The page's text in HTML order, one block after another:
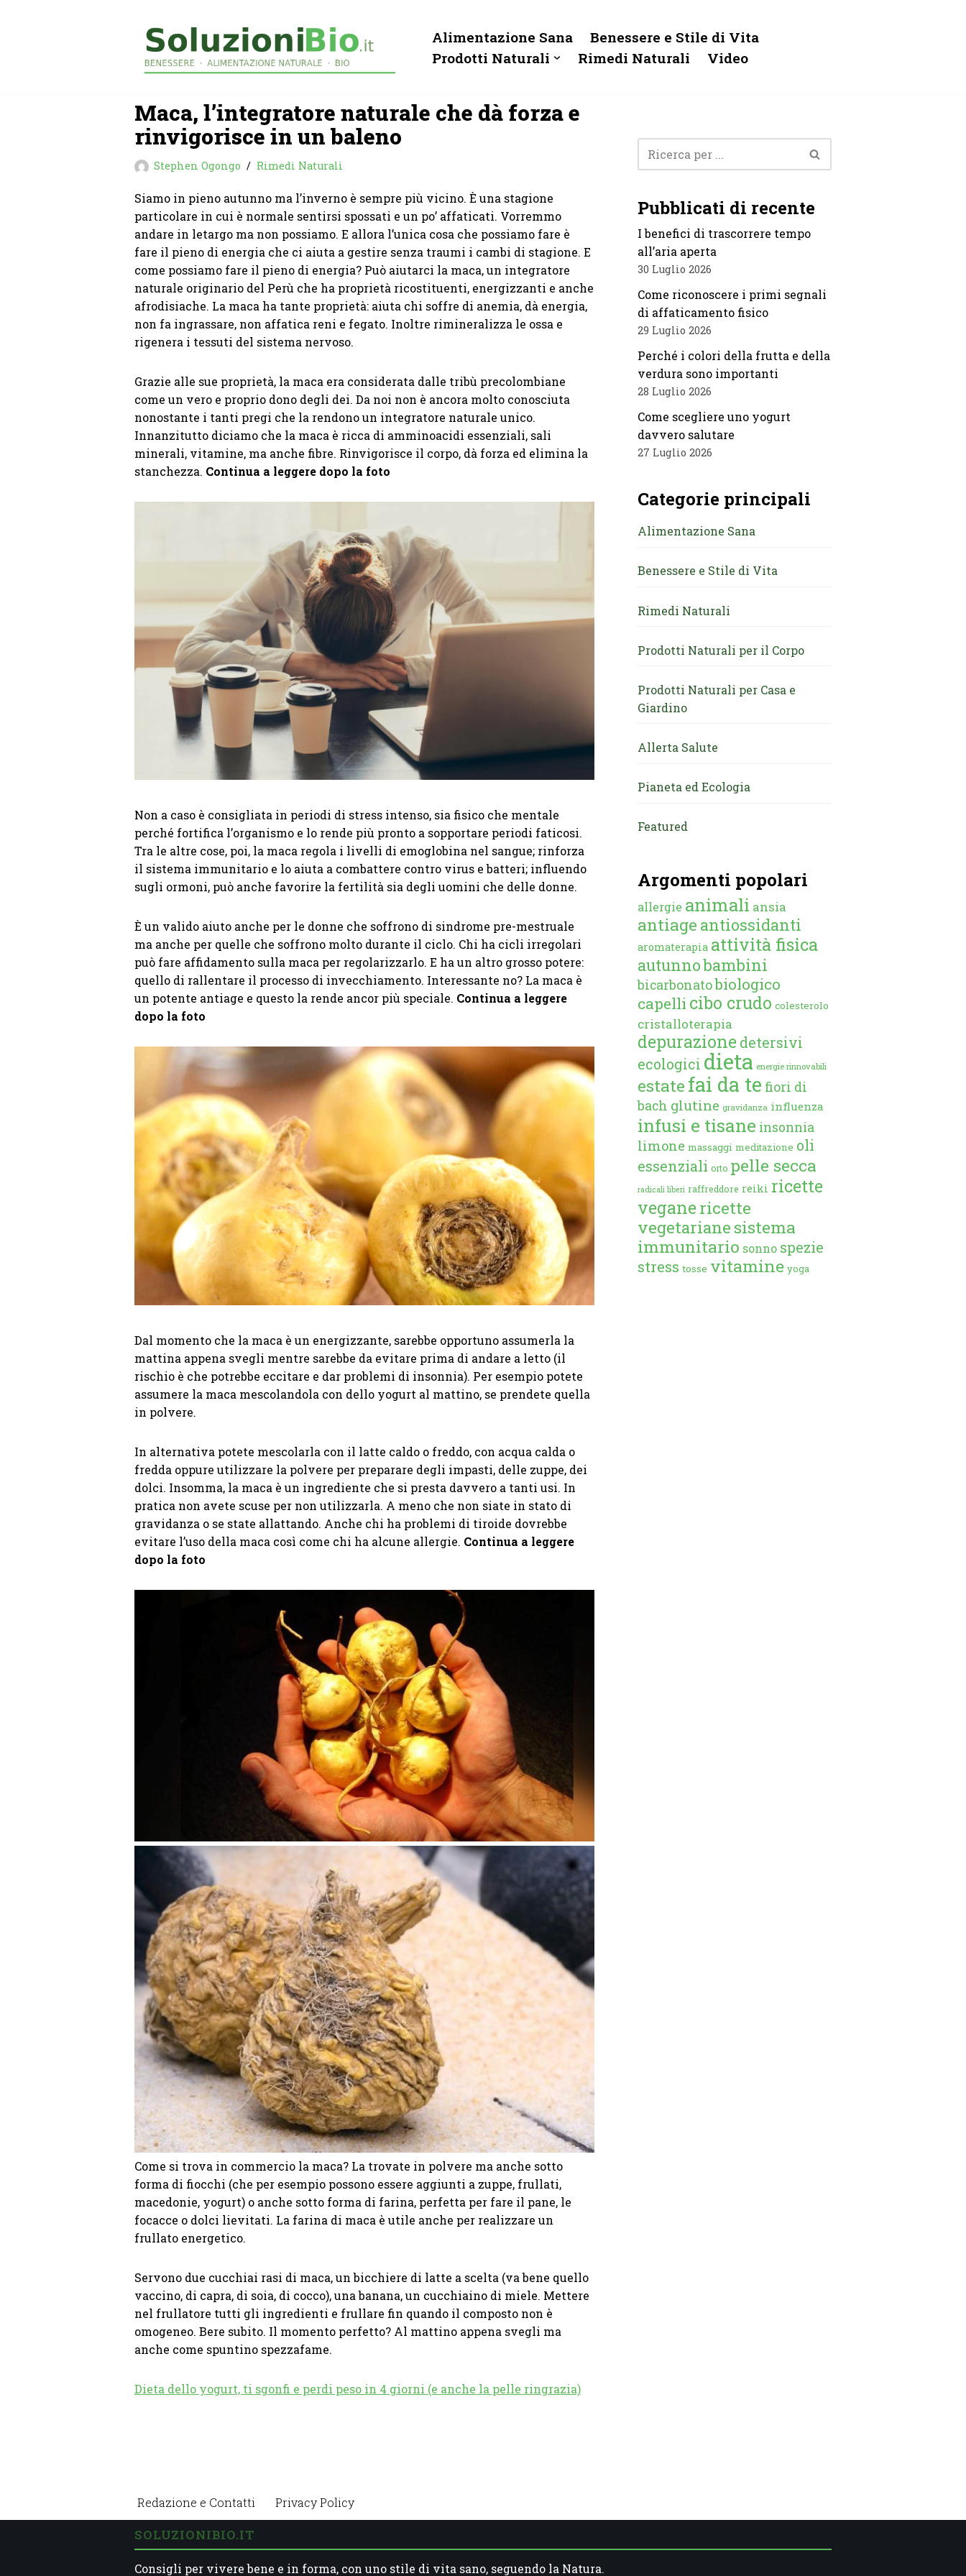
Alimentazione Sana
Benessere e Stile di Vita
Prodotti Naturali
Rimedi Naturali Video
Maca, l’integratore naturale che dà forza e
rinvigorisce in un baleno
Stephen Ogongo Rimedi Naturali
Siamo in pieno autunno ma l’inverno è sempre più vicino. È una stagione
particolare in cui è normale sentirsi spossati e un po’ affaticati. Vorremmo
andare in letargo ma non possiamo. E allora l’unica cosa che possiamo fare è
fare il pieno di energia che ci aiuta a gestire senza traumi i cambi di stagione. E
come possiamo fare il pieno di energia? Può aiutarci la maca, un integratore
naturale originario del Perù che ha proprietà ricostituenti, energizzanti e anche
afrodisiache. La maca ha tante proprietà: aiuta chi soffre di anemia, dà energia,
non fa ingrassare, non affatica reni e fegato. Inoltre rimineralizza le ossa e
rigenera i tessuti del sistema nervoso.
Grazie alle sue proprietà, la maca era considerata dalle tribù precolombiane
come un vero e proprio dono degli dei. Da noi non è ancora molto conosciuta
nonostante i tanti pregi che la rendono un integratore naturale unico.
Innanzitutto diciamo che la maca è ricca di amminoacidi essenziali, sali
minerali, vitamine, ma anche fibre. Rinvigorisce il corpo, dà forza ed elimina la
stanchezza. Continua a leggere dopo la foto
Non a caso è consigliata in periodi di stress intenso, sia fisico che mentale
perché fortifica l’organismo e lo rende più pronto a sopportare periodi faticosi.
Tra le altre cose, poi, la maca regola i livelli di emoglobina nel sangue; rinforza
il sistema immunitario e lo aiuta a combattere contro virus e batteri; influendo
sugli ormoni, può anche favorire la fertilità sia degli uomini che delle donne.
È un valido aiuto anche per le donne che soffrono di sindrome pre-mestruale
ma anche per quelle che soffrono molto durante il ciclo. Chi ha cicli irregolari
può fare affidamento sulla maca per regolarizzarlo. E ha un altro grosso potere:
quello di rallentare il processo di invecchiamento. Interessante no? La maca è
un potente antiage e questo la rende ancor più speciale. Continua a leggere
dopo la foto
Dal momento che la maca è un energizzante, sarebbe opportuno assumerla la
mattina appena svegli mentre sarebbe da evitare prima di andare a letto (il
rischio è che potrebbe eccitare e dar problemi di insonnia). Per esempio potete
assumere la maca mescolandola con dello yogurt al mattino, se prendete quella
in polvere.
In alternativa potete mescolarla con il latte caldo o freddo, con acqua calda o
fredda oppure utilizzare la polvere per preparare degli impasti, delle zuppe, dei
dolci. Insomma, la maca è un ingrediente che si presta davvero a tanti usi. In
pratica non avete scuse per non utilizzarla. A meno che non siate in stato di
gravidanza o se state allattando. Anche chi ha problemi di tiroide dovrebbe
evitare l’uso della maca così come chi ha alcune allergie. Continua a leggere
dopo la foto
Come si trova in commercio la maca? La trovate in polvere ma anche sotto
forma di fiocchi (che per esempio possono essere aggiunti a zuppe, frullati,
macedonie, yogurt) o anche sotto forma di farina, perfetta per fare il pane, le
focacce o dolci lievitati. La farina di maca è utile anche per realizzare un
frullato energetico.
Servono due cucchiai rasi di maca, un bicchiere di latte a scelta (va bene quello
vaccino, di capra, di soia, di cocco), una banana, un cucchiaino di miele. Mettere
nel frullatore tutti gli ingredienti e frullare fin quando il composto non è
omogeneo. Bere subito. Il momento perfetto? Al mattino appena svegli ma
anche come spuntino spezzafame.
Dieta dello yogurt, ti sgonfi e perdi peso in 4 giorni (e anche la pelle ringrazia)
Pubblicati di recente
I benefici di trascorrere tempo
all’aria aperta
30 Luglio 2026
Come riconoscere i primi segnali
di affaticamento fisico
29 Luglio 2026
Perché i colori della frutta e della
verdura sono importanti
28 Luglio 2026
Come scegliere uno yogurt
davvero salutare
27 Luglio 2026
Categorie principali
Alimentazione Sana
Benessere e Stile di Vita
Rimedi Naturali
Prodotti Naturali per il Corpo
Prodotti Naturali per Casa e
Giardino
Allerta Salute
Pianeta ed Ecologia
Featured
Argomenti popolari
allergie animali ansia
antiage antiossidanti
aromaterapia attività fisica
autunnobambini
bicarbonatobiologico
capelli cibo crudo colesterolo
cristalloterapia
depurazione detersivi
ecologici dieta energie rinnovabili
estate fai da te fiori di
bach glutine gravidanza influenza
infusi e tisane insonnia
limone massaggi meditazione oli
essenziali orto pelle secca
radicali liberi raffreddore reiki ricette
veganericette
vegetariane sistema
immunitario sonno spezie
stress tosse vitamine yoga
Redazione e Contatti Privacy Policy
SOLUZIONIBIO.IT
Consigli per vivere bene e in forma, con uno stile di vita sano, seguendo la Natura.